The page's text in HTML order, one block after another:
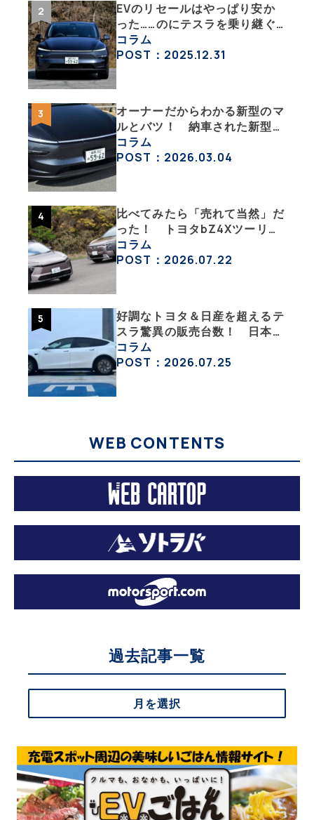
EVのリセールはやっぱり安か
った……のにテスラを乗り継ぐ
ってどういうこと？ 【テスラ
沼にはまった大学教授のEV生
コラム
POST：2025.12.31
オーナーだからわかる新型のマ
ルとバツ！ 納車された新型を
旧型モデルＹと細部まで比べて
みた【テスラ沼にはまった大学
コラム
POST：2026.03.04
比べてみたら「売れて当然」だ
った！ トヨタbZ4Xツーリン
グ＆スバル・トレイルシーカー
が販売絶好調なワケ
コラム
POST：2026.07.22
好調なトヨタ＆日産を超えるテ
スラ驚異の販売台数！ 日本の
EV市場はますます拡大
コラム
POST：2026.07.25
WEB CONTENTS
過去記事一覧
月を選択